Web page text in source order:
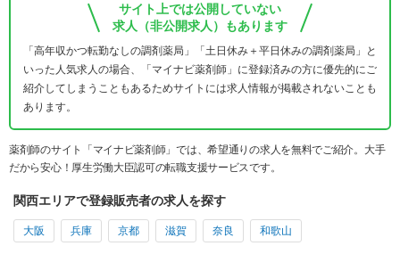
サイト上では公開していない
求人（非公開求人）もあります
「高年収かつ転勤なしの調剤薬局」「土日休み＋平日休みの調剤薬局」と
いった人気求人の場合、「マイナビ薬剤師」に登録済みの方に優先的にご
紹介してしまうこともあるためサイトには求人情報が掲載されないことも
あります。
薬剤師のサイト「マイナビ薬剤師」では、希望通りの求人を無料でご紹介。大手
だから安心！厚生労働大臣認可の転職支援サービスです。
関西エリアで登録販売者の求人を探す
大阪 兵庫 京都 滋賀 奈良 和歌山